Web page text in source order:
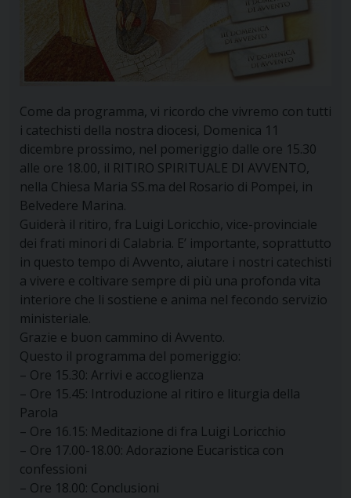
Come da programma, vi ricordo che vivremo con tutti
i catechisti della nostra diocesi, Domenica 11
dicembre prossimo, nel pomeriggio dalle ore 15.30
alle ore 18.00, il RITIRO SPIRITUALE DI AVVENTO,
nella Chiesa Maria SS.ma del Rosario di Pompei, in
Belvedere Marina.
Guiderà il ritiro, fra Luigi Loricchio, vice-provinciale
dei frati minori di Calabria. E’ importante, soprattutto
in questo tempo di Avvento, aiutare i nostri catechisti
a vivere e coltivare sempre di più una profonda vita
interiore che li sostiene e anima nel fecondo servizio
ministeriale.
Grazie e buon cammino di Avvento.
Questo il programma del pomeriggio:
– Ore 15.30: Arrivi e accoglienza
– Ore 15.45: Introduzione al ritiro e liturgia della
Parola
– Ore 16.15: Meditazione di fra Luigi Loricchio
– Ore 17.00-18.00: Adorazione Eucaristica con
confessioni
– Ore 18.00: Conclusioni